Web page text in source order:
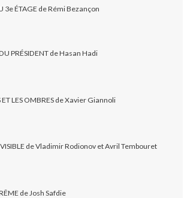
3e ÉTAGE de Rémi Bezançon
PRÉSIDENT de Hasan Hadi
ET LES OMBRES de Xavier Giannoli
de Vladimir Rodionov et Avril Tembouret
de Josh Safdie